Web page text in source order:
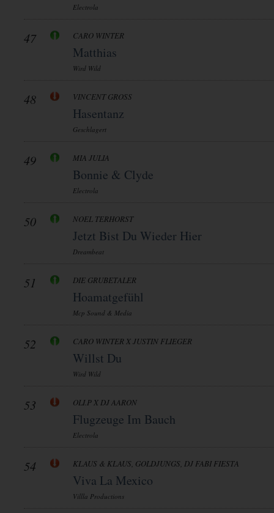
Electrola
47 CARO WINTER
Matthias
Wird Wild
48 VINCENT GROSS
Hasentanz
Geschlagert
49 MIA JULIA
Bonnie & Clyde
Electrola
50 NOEL TERHORST
Jetzt Bist Du Wieder Hier
Dreambeat
51 DIE GRUBETALER
Hoamatgefühl
Mcp Sound & Media
52 CARO WINTER X JUSTIN FLIEGER
Willst Du
Wird Wild
53 OLI.P X DJ AARON
Flugzeuge Im Bauch
Electrola
54 KLAUS & KLAUS, GOLDJUNGS, DJ FABI FIESTA
Viva La Mexico
Villla Productions